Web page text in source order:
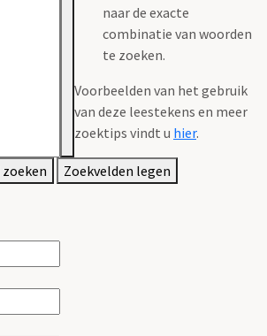
naar de exacte
combinatie van woorden
te zoeken.
Voorbeelden van het gebruik
van deze leestekens en meer
zoektips vindt u hier.
Zoekvelden legen